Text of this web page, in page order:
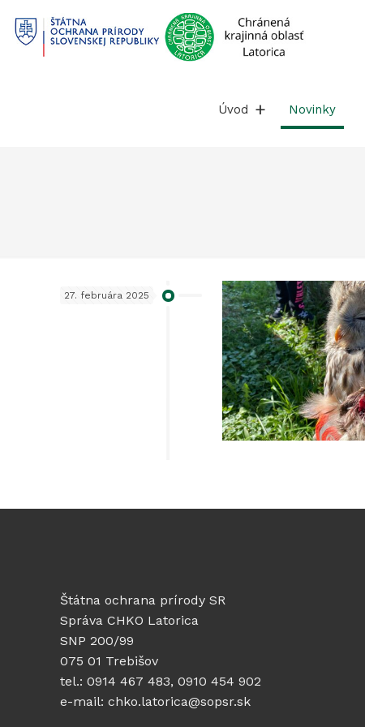
obsah
Úvod Novinky
27. februára 2025
Štátna ochrana prírody SR
Správa CHKO Latorica
SNP 200/99
075 01 Trebišov
tel.: 0914 467 483, 0910 454 902
e-mail: chko.latorica@sopsr.sk